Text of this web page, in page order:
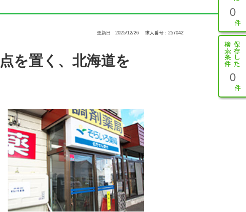
0
0
更新日：2025/12/26 求人番号：257042
を置く、北海道を